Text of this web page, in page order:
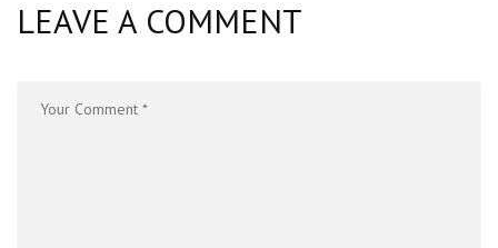
LEAVE A COMMENT